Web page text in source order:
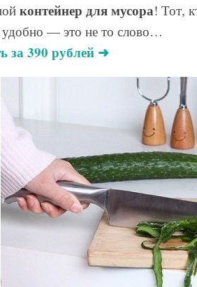
контейнер для мусора! Тот,
удобно — это не то слово…
за 390 рублей ➜